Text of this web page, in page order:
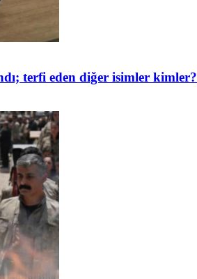
terfi eden diğer isimler kimler?